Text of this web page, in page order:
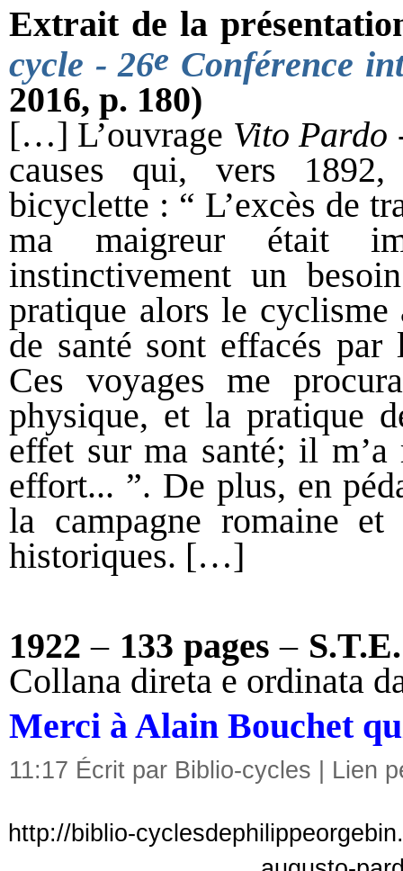
Extrait de la
cycle - 26e Conférence
2016, p. 180)
[…] L’ouvrage Vito Pardo
causes qui, vers
bicyclette : “ L’excès de
ma maigreur était
instinctivement un
pratique alors le cyclisme
de santé sont effacés
Ces voyages me
physique, et la pratique
effet sur ma santé; il
effort... ”. De plus, en
la campagne romaine
historiques. […]
1922 – 133 pages –
Collana direta e ordinata
Merci à Alain Bouchet
11:17 Écrit par Biblio-cycles | Lien
http://biblio-